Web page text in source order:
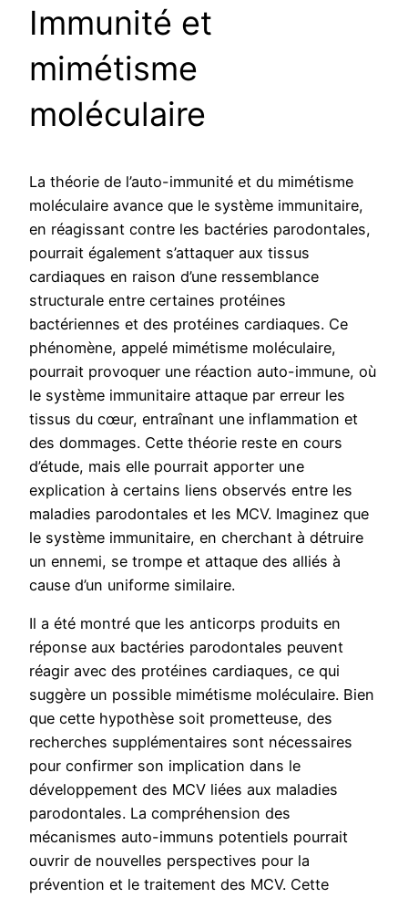
Immunité et
mimétisme
moléculaire
La théorie de l’auto-immunité et du mimétisme
moléculaire avance que le système immunitaire,
en réagissant contre les bactéries parodontales,
pourrait également s’attaquer aux tissus
cardiaques en raison d’une ressemblance
structurale entre certaines protéines
bactériennes et des protéines cardiaques. Ce
phénomène, appelé mimétisme moléculaire,
pourrait provoquer une réaction auto-immune, où
le système immunitaire attaque par erreur les
tissus du cœur, entraînant une inflammation et
des dommages. Cette théorie reste en cours
d’étude, mais elle pourrait apporter une
explication à certains liens observés entre les
maladies parodontales et les MCV. Imaginez que
le système immunitaire, en cherchant à détruire
un ennemi, se trompe et attaque des alliés à
cause d’un uniforme similaire.
Il a été montré que les anticorps produits en
réponse aux bactéries parodontales peuvent
réagir avec des protéines cardiaques, ce qui
suggère un possible mimétisme moléculaire. Bien
que cette hypothèse soit prometteuse, des
recherches supplémentaires sont nécessaires
pour confirmer son implication dans le
développement des MCV liées aux maladies
parodontales. La compréhension des
mécanismes auto-immuns potentiels pourrait
ouvrir de nouvelles perspectives pour la
prévention et le traitement des MCV. Cette